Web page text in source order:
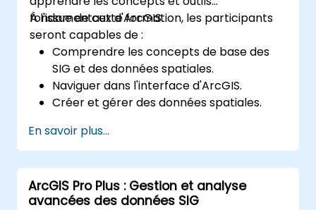
fondamentaux d'ArcGIS.
À l'issue de cette formation, les participants
seront capables de :
Comprendre les concepts de base des
SIG et des données spatiales.
Naviguer dans l'interface d'ArcGIS.
Créer et gérer des données spatiales.
Créer des cartes et des visualisations.
En savoir plus...
ArcGIS Pro Plus : Gestion et analyse
avancées des données SIG